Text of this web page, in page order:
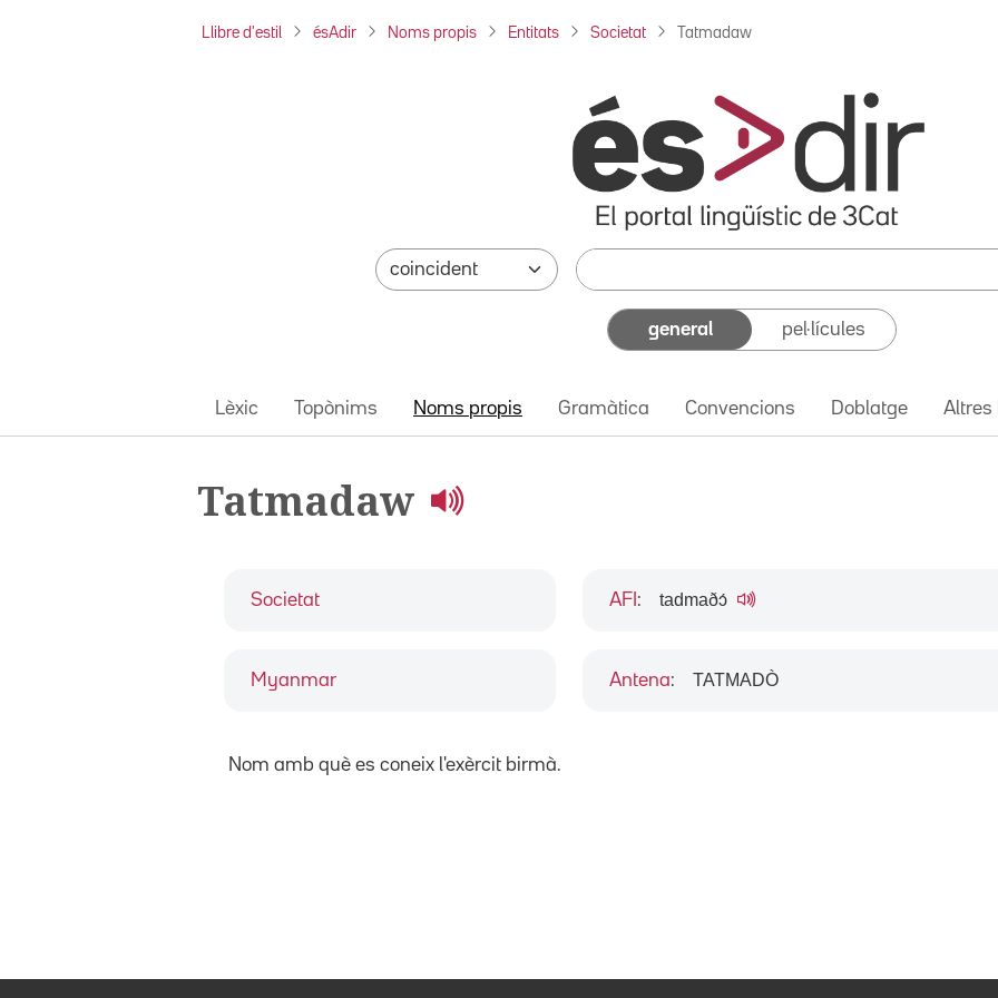
Llibre d'estil ésAdir Noms propis Entitats Societat Tatmadaw
general pel·lícules
Lèxic Topònims Noms propis Gramàtica Convencions Doblatge Altres
Tatmadaw
Societat
Myanmar
AFI : tadmaðɔ́
Antena: TATMADÒ
Nom amb què es coneix l'exèrcit birmà.